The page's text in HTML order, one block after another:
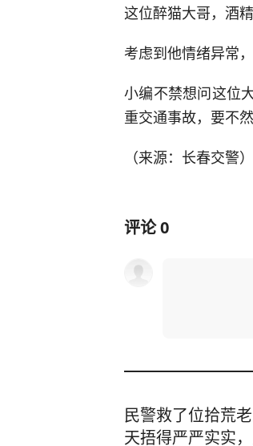
这位醉猫大哥，酒
考虑到他情绪异常
小编不禁想问这位
重交通事故，要不
（来源：长春交警）
评论0
民警救了位拾荒
天捂得严严实实